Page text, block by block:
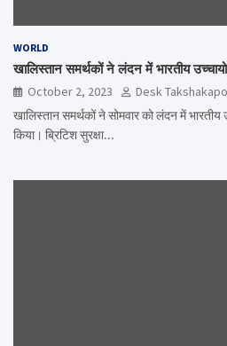
WORLD
खालिस्तान समर्थकों ने लंदन में भारतीय
October 2, 2023
Desk
खालिस्तान समर्थकों ने सोमवार को लंदन में भारतीय
किया। ब्रिटिश सुरक्षा…